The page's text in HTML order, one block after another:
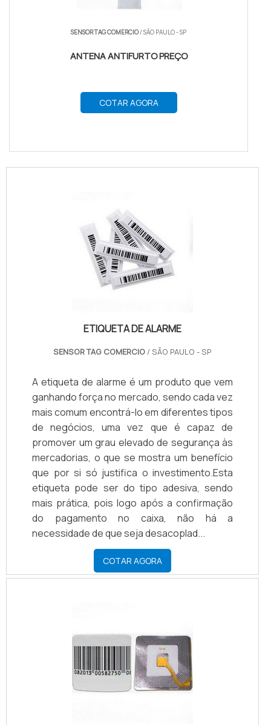
SENSOR TAG COMERCIO/ SÃO PAULO - SP
ANTENA ANTIFURTO PREÇO
COTAR AGORA
ETIQUETA DE ALARME
SENSOR TAG COMERCIO / SÃO PAULO - SP
A etiqueta de alarme é um produto que vem
ganhando força no mercado, sendo cada vez
mais comum encontrá-lo em diferentes tipos
de negócios, uma vez que é capaz de
promover um grau elevado de segurança às
mercadorias, o que se mostra um benefício
que por si só justifica o investimento.Esta
etiqueta pode ser do tipo adesiva, sendo
mais prática, pois logo após a confirmação
do pagamento no caixa, não há a
necessidade de que seja desacoplad...
COTAR AGORA